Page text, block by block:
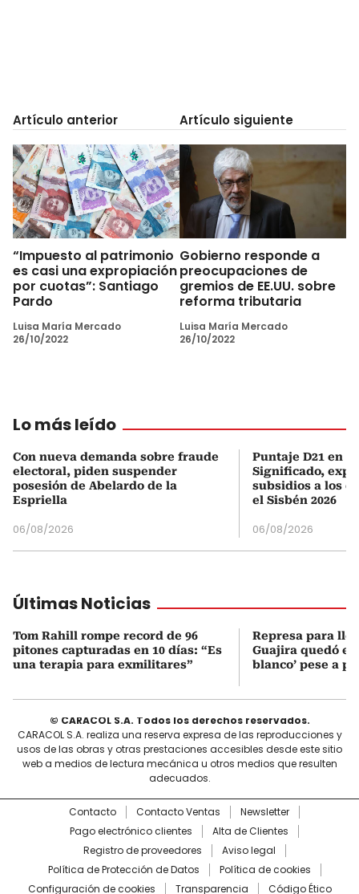
Artículo anterior
“Impuesto al patrimonio
es casi una expropiación
por cuotas”: Santiago
Pardo
Luisa María Mercado
26/10/2022
Artículo siguiente
Gobierno responde a
preocupaciones de
gremios de EE.UU. sobre
reforma tributaria
Luisa María Mercado
26/10/2022
Lo más leído
Con nueva demanda sobre fraude
electoral, piden suspender
posesión de Abelardo de la
Espriella
06/08/2026
Puntaje D21 en
Significado,
subsidios a los
el Sisbén 2026
06/08/2026
Últimas Noticias
Tom Rahill rompe record de 96
pitones capturadas en 10 días: “Es
una terapia para exmilitares”
Represa para
Guajira quedó en
blanco’ pese a
© CARACOL S.A. Todos los derechos reservados.
CARACOL S.A. realiza una reserva expresa de las reproducciones y
usos de las obras y otras prestaciones accesibles desde este sitio
web a medios de lectura mecánica u otros medios que resulten
adecuados.
Contacto Contacto Ventas
Newsletter
Pago electrónico clientes
Alta de Clientes
Registro de proveedores
Aviso legal
Política de Protección de Datos
Política de cookies
Configuración de cookies
Transparencia Código Ético